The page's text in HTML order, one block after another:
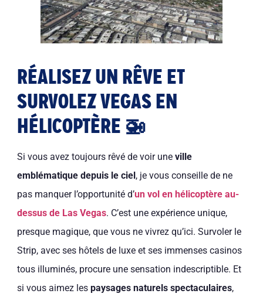
RÉALISEZ UN RÊVE ET
SURVOLEZ VEGAS EN
HÉLICOPTÈRE 🚁
Si vous avez toujours rêvé de voir une ville
emblématique depuis le ciel, je vous conseille de ne
pas manquer l’opportunité d’un vol en hélicoptère au-
dessus de Las Vegas. C’est une expérience unique,
presque magique, que vous ne vivrez qu’ici. Survoler le
Strip, avec ses hôtels de luxe et ses immenses casinos
tous illuminés, procure une sensation indescriptible. Et
si vous aimez lespaysages naturels spectaculaires,